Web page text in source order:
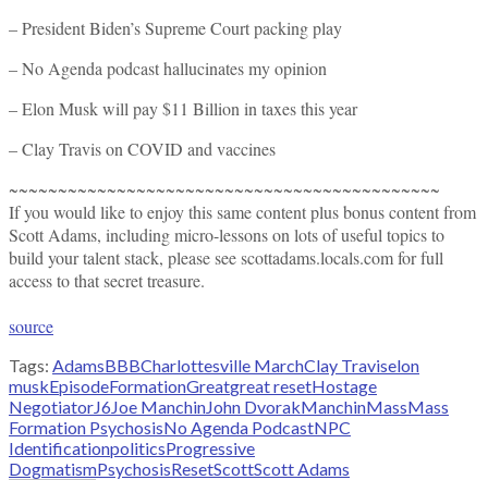
– President Biden’s Supreme Court packing play
– No Agenda podcast hallucinates my opinion
– Elon Musk will pay $11 Billion in taxes this year
– Clay Travis on COVID and vaccines
~~~~~~~~~~~~~~~~~~~~~~~~~~~~~~~~~~~~~~~~~~~~
If you would like to enjoy this same content plus bonus content from
Scott Adams, including micro-lessons on lots of useful topics to
build your talent stack, please see scottadams.locals.com for full
access to that secret treasure.
source
Tags: AdamsBBBCharlottesville MarchClay Traviselon
muskEpisodeFormationGreatgreat resetHostage
NegotiatorJ6Joe ManchinJohn DvorakManchinMassMass
Formation PsychosisNo Agenda PodcastNPC
IdentificationpoliticsProgressive
DogmatismPsychosisResetScottScott Adams